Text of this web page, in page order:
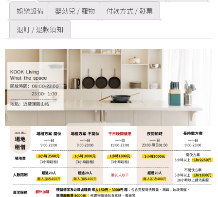
娛樂設備
嬰幼兒 / 寵物
付款方式 / 發票
退訂 / 退款須知